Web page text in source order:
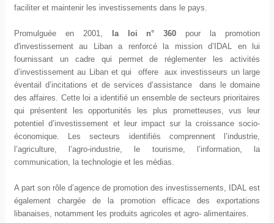
faciliter et maintenir les investissements dans le pays.
Promulguée en 2001, la loi n° 360 pour la promotion
d'investissement au Liban a renforcé la mission d’IDAL en lui
fournissant un cadre qui permet de réglementer les activités
d’investissement au Liban et qui offere aux investisseurs un large
éventail d’incitations et de services d’assistance dans le domaine
des affaires. Cette loi a identifié un ensemble de secteurs prioritaires
qui présentent les opportunités les plus prometteuses, vus leur
potentiel d’investissement et leur impact sur la croissance socio-
économique. Les secteurs identifiés comprennent l’industrie,
l’agriculture, l’agro-industrie, le tourisme, l’information, la
communication, la technologie et les médias.
A part son rôle d’agence de promotion des investissements, IDAL est
également chargée de la promotion efficace des exportations
libanaises, notamment les produits agricoles et agro- alimentaires.